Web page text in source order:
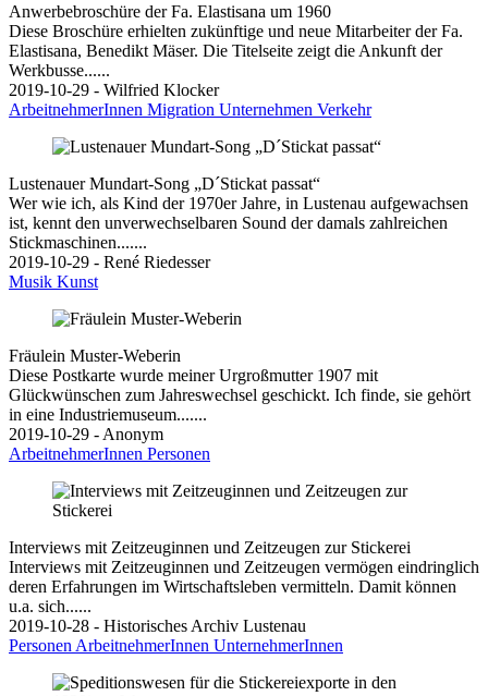
Anwerbebroschüre der Fa. Elastisana um 1960
Diese Broschüre erhielten zukünftige und neue Mitarbeiter der Fa.
Elastisana, Benedikt Mäser. Die Titelseite zeigt die Ankunft der
Werkbusse......
2019-10-29 - Wilfried Klocker
ArbeitnehmerInnen Migration Unternehmen Verkehr
Lustenauer Mundart-Song „D´Stickat passat“
Wer wie ich, als Kind der 1970er Jahre, in Lustenau aufgewachsen
ist, kennt den unverwechselbaren Sound der damals zahlreichen
Stickmaschinen.......
2019-10-29 - René Riedesser
Musik Kunst
Fräulein Muster-Weberin
Diese Postkarte wurde meiner Urgroßmutter 1907 mit
Glückwünschen zum Jahreswechsel geschickt. Ich finde, sie gehört
in eine Industriemuseum.......
2019-10-29 - Anonym
ArbeitnehmerInnen Personen
Interviews mit Zeitzeuginnen und Zeitzeugen zur Stickerei
Interviews mit Zeitzeuginnen und Zeitzeugen vermögen eindringlich
deren Erfahrungen im Wirtschaftsleben vermitteln. Damit können
u.a. sich......
2019-10-28 - Historisches Archiv Lustenau
Personen ArbeitnehmerInnen UnternehmerInnen